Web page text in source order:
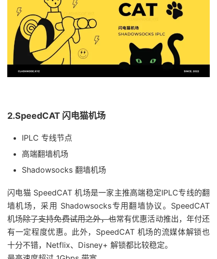
2.SpeedCAT 闪电猫机场
IPLC 专线节点
高端翻墙机场
Shadowsocks 翻墙机场
闪电猫 SpeedCAT 机场是一家主推高端稳定IPLC专线的翻
墙机场，采用 Shadowsocks专用翻墙协议。SpeedCAT
机场除了支持免费试用之外，也常有优惠活动推出，年付还
有一定程度优惠。此外，SpeedCAT 机场的流媒体解锁也
十分不错，Netflix、Disney+ 解锁都比较稳定。